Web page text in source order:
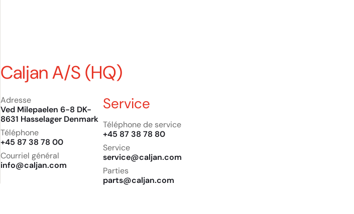
Caljan A/S (HQ)
Adresse
Ved Milepaelen 6-8 DK-
8631 Hasselager Denmark
Téléphone
+45 87 38 78 00
Courriel général
info@caljan.com
Service
Téléphone de service
+45 87 38 78 80
Service
service@caljan.com
Parties
parts@caljan.com